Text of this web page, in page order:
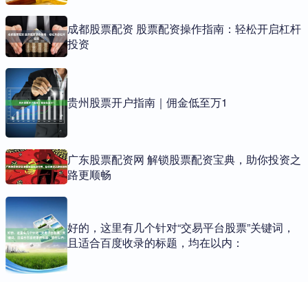
成都股票配资 股票配资操作指南：轻松开启杠杆
投资
贵州股票开户指南｜佣金低至万1
广东股票配资网 解锁股票配资宝典，助你投资之
路更顺畅
好的，这里有几个针对“交易平台股票”关键词，
且适合百度收录的标题，均在以内：